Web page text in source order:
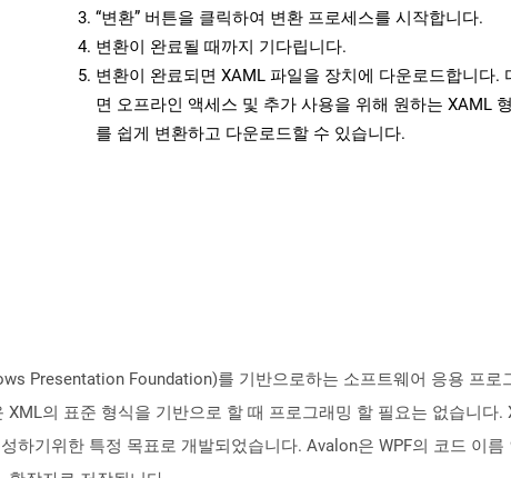
“변환” 버튼을 클릭하여 변환 프로세스를 시작합니다.
변환이 완료될 때까지 기다립니다.
변환이 완료되면 XAML 파일을 장치에 다운로드합니다.
면 오프라인 액세스 및 추가 사용을 위해 원하는 XAML
를 쉽게 변환하고 다운로드할 수 있습니다.
Presentation Foundation)를 기반으로하는 소프트웨어 응용 프로
의 표준 형식을 기반으로 할 때 프로그래밍 할 필요는 없습니다.
기위한 특정 목표로 개발되었습니다. Avalon은 WPF의 코드 이름